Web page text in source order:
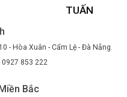
TUẤN
- Hòa Xuân - Cẩm Lệ - Đà Nẵng.
0927 853 222
Bắc